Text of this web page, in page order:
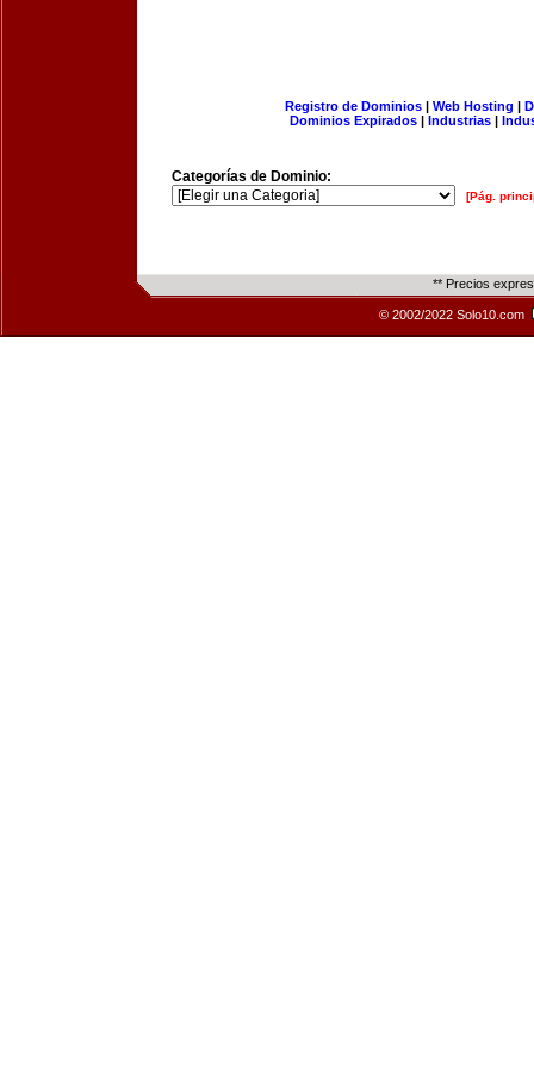
Registro de Dominios| Web Hosting |
Dominios Expirados | Industrias |
Categorías de Dominio:
[Pág.
** Precios
© 2002/2022 Solo10.com